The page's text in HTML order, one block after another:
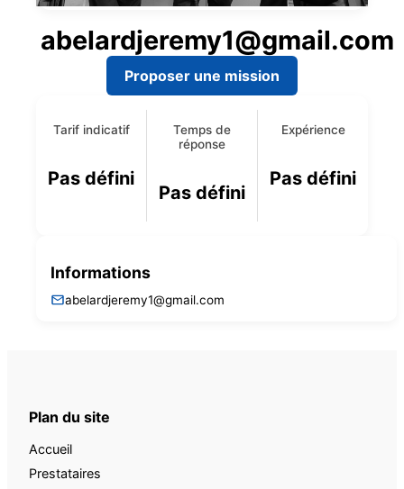
abelardjeremy1@gmail.com
Proposer une mission
Tarif indicatif
Pas défini
Temps de
réponse
Pas défini
Expérience
Pas défini
Informations
abelardjeremy1@gmail.com
Plan du site
Accueil
Prestataires